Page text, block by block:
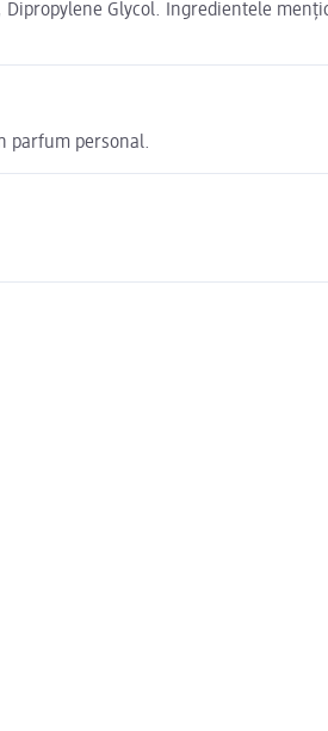
Glycol. Ingredientele
parfum personal.